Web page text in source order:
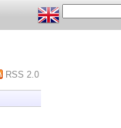
RSS 2.0